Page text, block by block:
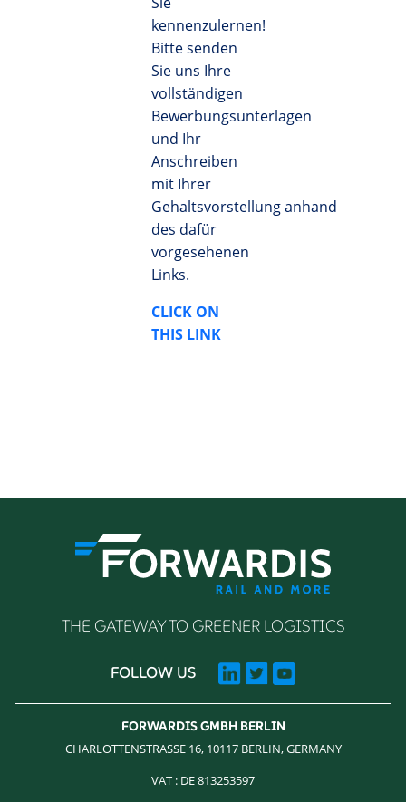
kennenzulernen!
Bitte senden
Sie uns Ihre
vollständigen
Bewerbungsunterlagen
und Ihr
Anschreiben
mit Ihrer
Gehaltsvorstellung anhand
des dafür
vorgesehenen
Links.
CLICK ON
THIS LINK
THE GATEWAY TO GREENER LOGISTICS
FOLLOW US
FORWARDIS GMBH BERLIN
CHARLOTTENSTRASSE 16, 10117 BERLIN, GERMANY
VAT : DE 813253597